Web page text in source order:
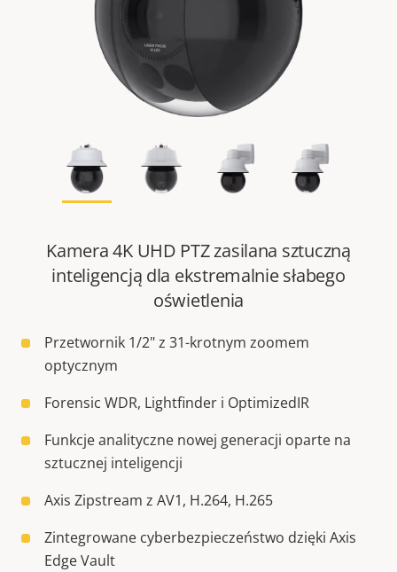
Kamera 4K UHD PTZ zasilana sztuczną
inteligencją dla ekstremalnie słabego
oświetlenia
Przetwornik 1/2" z 31-krotnym zoomem
optycznym
Forensic WDR, Lightfinder i OptimizedIR
Funkcje analityczne nowej generacji oparte na
sztucznej inteligencji
Axis Zipstream z AV1, H.264, H.265
Zintegrowane cyberbezpieczeństwo dzięki Axis
Edge Vault